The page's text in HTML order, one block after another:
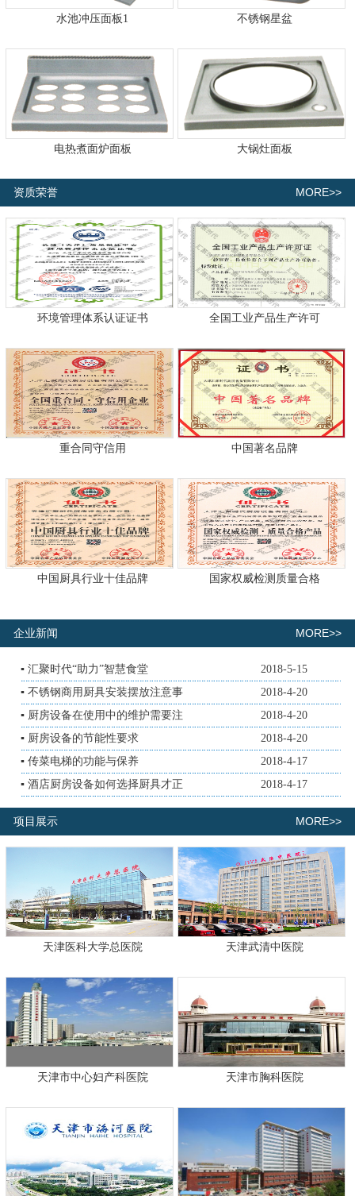
水池冲压面板1 不锈钢星盆
电热煮面炉面板 大锅灶面板
资质荣誉 MORE>>
环境管理体系认证证书 全国工业产品生产许可
重合同守信用 中国著名品牌
中国厨具行业十佳品牌 国家权威检测质量合格
企业新闻 MORE>>
▪汇聚时代“助力”智慧食堂
2018-5-15
▪不锈钢商用厨具安装摆放注意事
2018-4-20
▪ 厨房设备在使用中的维护需要注
2018-4-20
▪ 厨房设备的节能性要求
2018-4-20
▪传菜电梯的功能与保养
2018-4-17
▪酒店厨房设备如何选择厨具才正 2018-4-17
项目展示 MORE>>
天津医科大学总医院 天津武清中医院
天津市中心妇产科医院 天津市胸科医院